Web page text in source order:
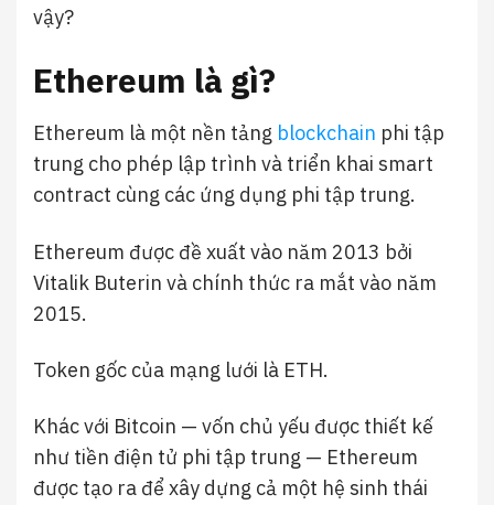
vậy?
Ethereum là gì?
Ethereum là một nền tảng blockchain phi tập
trung cho phép lập trình và triển khai smart
contract cùng các ứng dụng phi tập trung.
Ethereum được đề xuất vào năm 2013 bởi
Vitalik Buterin và chính thức ra mắt vào năm
2015.
Token gốc của mạng lưới là ETH.
Khác với Bitcoin — vốn chủ yếu được thiết kế
như tiền điện tử phi tập trung — Ethereum
được tạo ra để xây dựng cả một hệ sinh thái